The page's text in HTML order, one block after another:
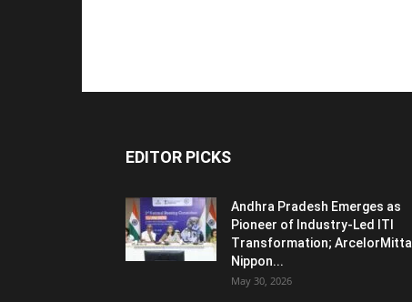
EDITOR PICKS
Andhra Pradesh Emerges as
Pioneer of Industry-Led ITI
Transformation; ArcelorMittal
Nippon...
May 30, 2026